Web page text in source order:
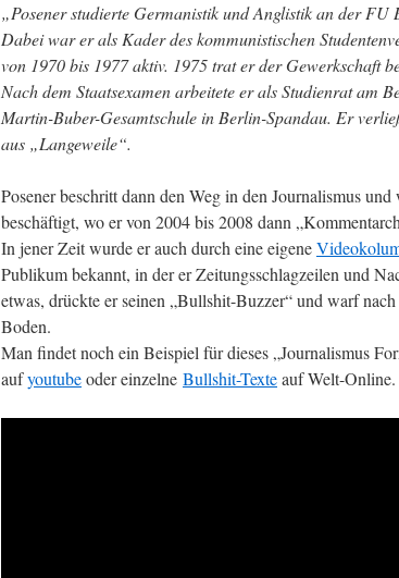
„Posener studierte Germanistik und Anglistik an der
Dabei war er als Kader des kommunistischen
von 1970 bis 1977 aktiv. 1975 trat er der Gewerkschaft
Nach dem Staatsexamen arbeitete er als Studienrat am
Martin-Buber-Gesamtschule in Berlin-Spandau. Er
aus „Langeweile“.
Posener beschritt dann den Weg in den Journalismus
beschäftigt, wo er von 2004 bis 2008 dann
In jener Zeit wurde er auch durch eine eigene
Publikum bekannt, in der er Zeitungsschlagzeilen und
etwas, drückte er seinen „Bullshit-Buzzer“ und warf
Boden.
Man findet noch ein Beispiel für dieses „Journalismus
aufyoutubeoder einzelne Bullshit-Texteauf Welt-Online.